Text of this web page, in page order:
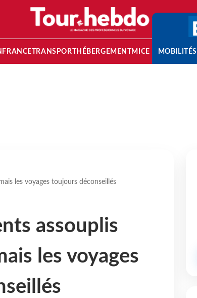
FRANCETRANSPORT HÉBERGEMENTMICE MOBILITÉS
les voyages toujours déconseillés
assouplis
les voyages